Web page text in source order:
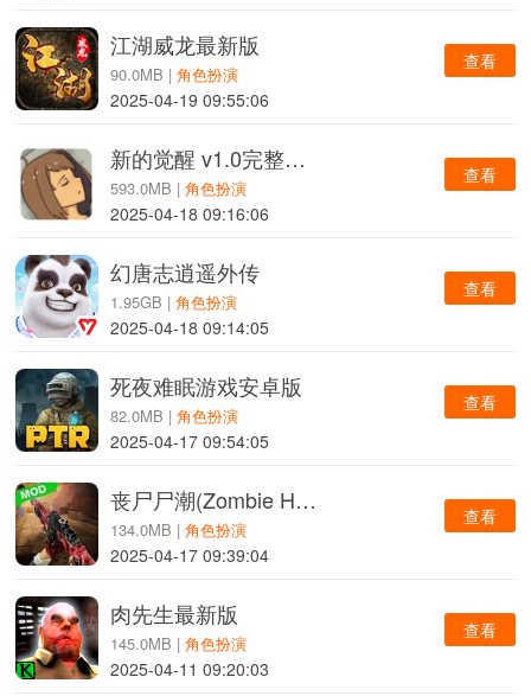
江湖威龙最新版
90.0MB |角色扮演
查看
2025-04-19 09:55:06
新的觉醒 v1.0完整安卓汉化版
593.0MB |角色扮演
查看
2025-04-18 09:16:06
幻唐志逍遥外传
1.95GB |角色扮演
查看
2025-04-18 09:14:05
死夜难眠游戏安卓版
82.0MB |角色扮演
查看
2025-04-17 09:54:05
丧尸尸潮(Zombie Hunter)
134.0MB |角色扮演
查看
2025-04-17 09:39:04
肉先生最新版
145.0MB |角色扮演
查看
2025-04-11 09:20:03